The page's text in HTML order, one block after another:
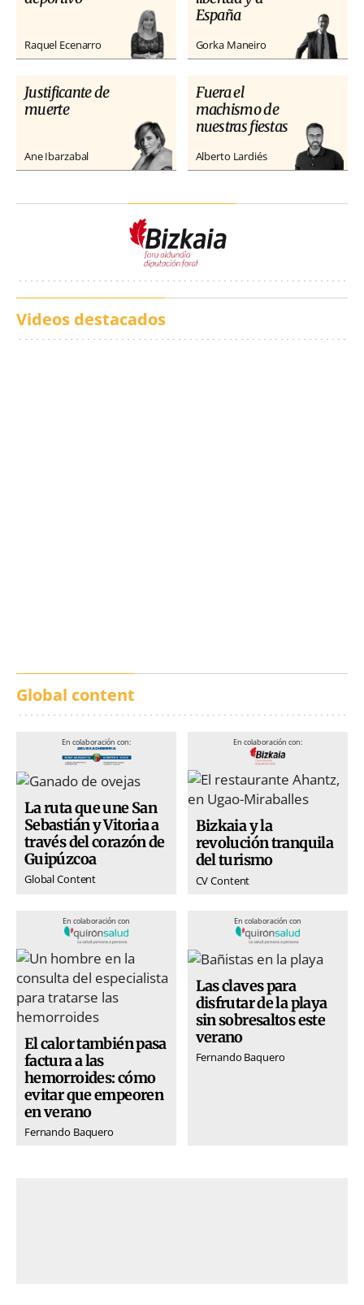
Raquel Ecenarro
España
Gorka Maneiro
Justificante de
muerte
Ane Ibarzabal
Fuera el
machismo de
nuestras fiestas
Alberto Lardiés
Videos destacados
Global content
En colaboración con:
La ruta que une San
Sebastián y Vitoria a
través del corazón de
Guipúzcoa
Global Content
En colaboración con:
Bizkaia y la
revolución tranquila
del turismo
CV Content
En colaboración con
El calor también pasa
factura a las
hemorroides: cómo
evitar que empeoren
en verano
Fernando Baquero
En colaboración con
Las claves para
disfrutar de la playa
sin sobresaltos este
verano
Fernando Baquero